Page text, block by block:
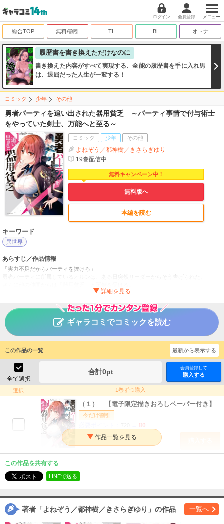
ログイン 会員登録 メニュー
総合TOP 無料/割引 TL BL オトナ
履歴書を書き換えただけなのに
書き換えた内容がすべて実現する、全能の履歴書を手に入れ男
は、退屈だった人生が一変する！
コミック 少年 その他
勇者パーティを追い出された器用貧乏 ～パーティ事情で付与術士
をやっていた剣士、万能へと至る～
コミック 少年 その他
よねぞう／都神樹／きさらぎゆり
19巻配信中
無料キャンペーン中！
無料版へ
本編を読む
キーワード
異世界
あらすじ／作品情報
「実力不足だからパーティを抜けろ」
勇者パーティに所属しているオルンは、ある日突然リーダーからそう告げられた。
失意のオルンは、ソロでの活動を開始した。
勇者パーティを追い出された器用貧乏 ～パーティ事情で付
与術士をやっていた剣士、万能へと至る～
よねぞう／都神樹／きさらぎゆり
ジャンル
掲載誌 月刊少年シリウス
出版社
ギャラコミでコミックを読む
この作品の一覧
全て選択
合計0pt 会員登録して
購入する
選択 1巻ずつ購入
最新から表示する
（１） 【電子限定描きおろしペーパー付き】
今だけ割引
80
必要ポイント：
購入する
この作品を共有する
LINEで送る
著者「よねぞう／都神樹／きさらぎゆり」の作品 一覧へ